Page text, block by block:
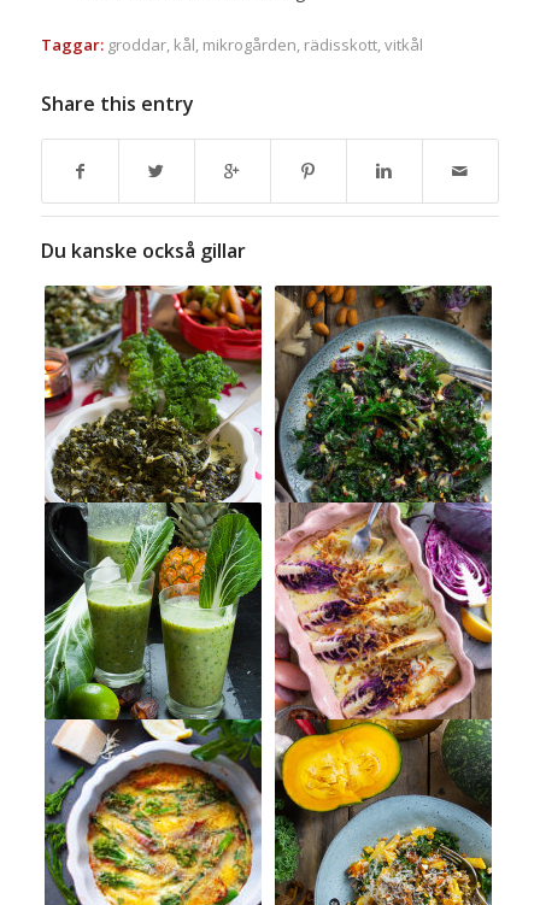
Taggar: groddar, kål, mikrogården, rädisskott,vitkål
Share this entry
Du kanske också gillar